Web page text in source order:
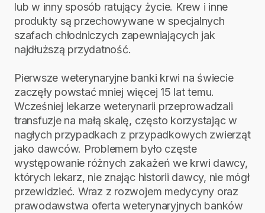
lub w inny sposób ratujący życie. Krew i inne
produkty są przechowywane w specjalnych
szafach chłodniczych zapewniających jak
najdłuższą przydatność.
Pierwsze weterynaryjne banki krwi na świecie
zaczęły powstać mniej więcej 15 lat temu.
Wcześniej lekarze weterynarii przeprowadzali
transfuzje na małą skalę, często korzystając w
nagłych przypadkach z przypadkowych zwierząt
jako dawców. Problemem było częste
występowanie różnych zakażeń we krwi dawcy,
których lekarz, nie znając historii dawcy, nie mógł
przewidzieć. Wraz z rozwojem medycyny oraz
prawodawstwa oferta weterynaryjnych banków